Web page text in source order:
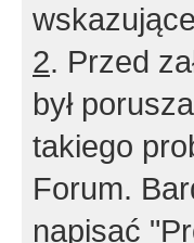
2. Przed
był
takiego
Forum.
napisać